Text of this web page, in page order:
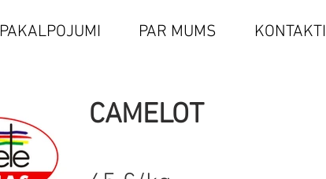
PAKALPOJUMI PAR MUMS KONTAKTI
CAMELOT